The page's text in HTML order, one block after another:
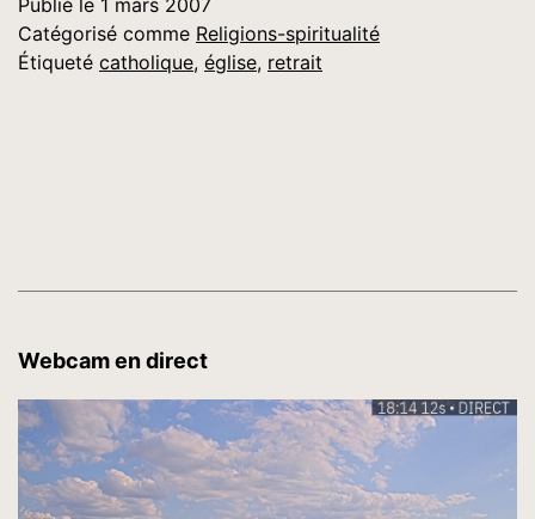
Publié le 1 mars 2007
Catégorisé comme Religions-spiritualité
Étiqueté catholique, église, retrait
Webcam en direct